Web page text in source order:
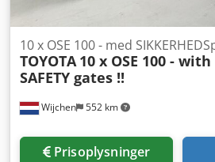
Wijchen 552 km
10 x OSE 100 - med
TOYOTA 10 x OSE 100 - with
SAFETY gates !!
Prisoplysninger